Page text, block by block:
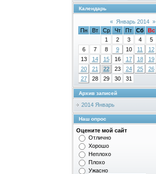
Календарь
« Январь 2014 »
Пн
Вт Ср Чт Пт Сб
Вс
1
2 3 4
5
6
7 8 9 10 11
12
13
14 15 16 17 18
19
20
21 22 23 24 25
26
27
28 29 30 31
Архив записей
2014 Январь
Наш опрос
Оцените мой сайт
Отлично
Хорошо
Неплохо
Плохо
Ужасно